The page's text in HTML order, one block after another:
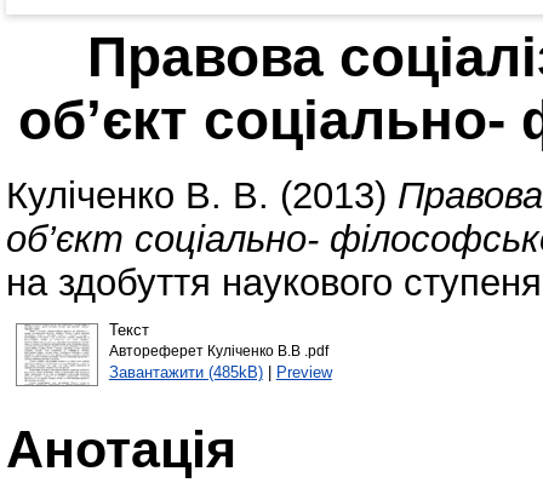
Правова
об’єкт соціально-
Куліченко В. В. (2013)
об’єкт соціально-
на здобуття наукового
Текст
Автореферет Куліченко В.В .pdf
Завантажити (485kB)| Preview
Анотація